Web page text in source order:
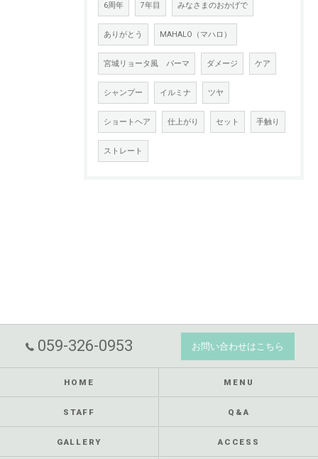
6周年 7年目 みなさまのおかげで
ありがとう MAHALO（マハロ）
宮城リョータ風 パーマ ダメージ ケア
シャンプー イルミナ ツヤ
ショートヘア 仕上がり セット 手触り
ストレート
059-326-0953 お問い合わせはこちら
HOME MENU
STAFF Q&A
GALLERY ACCESS